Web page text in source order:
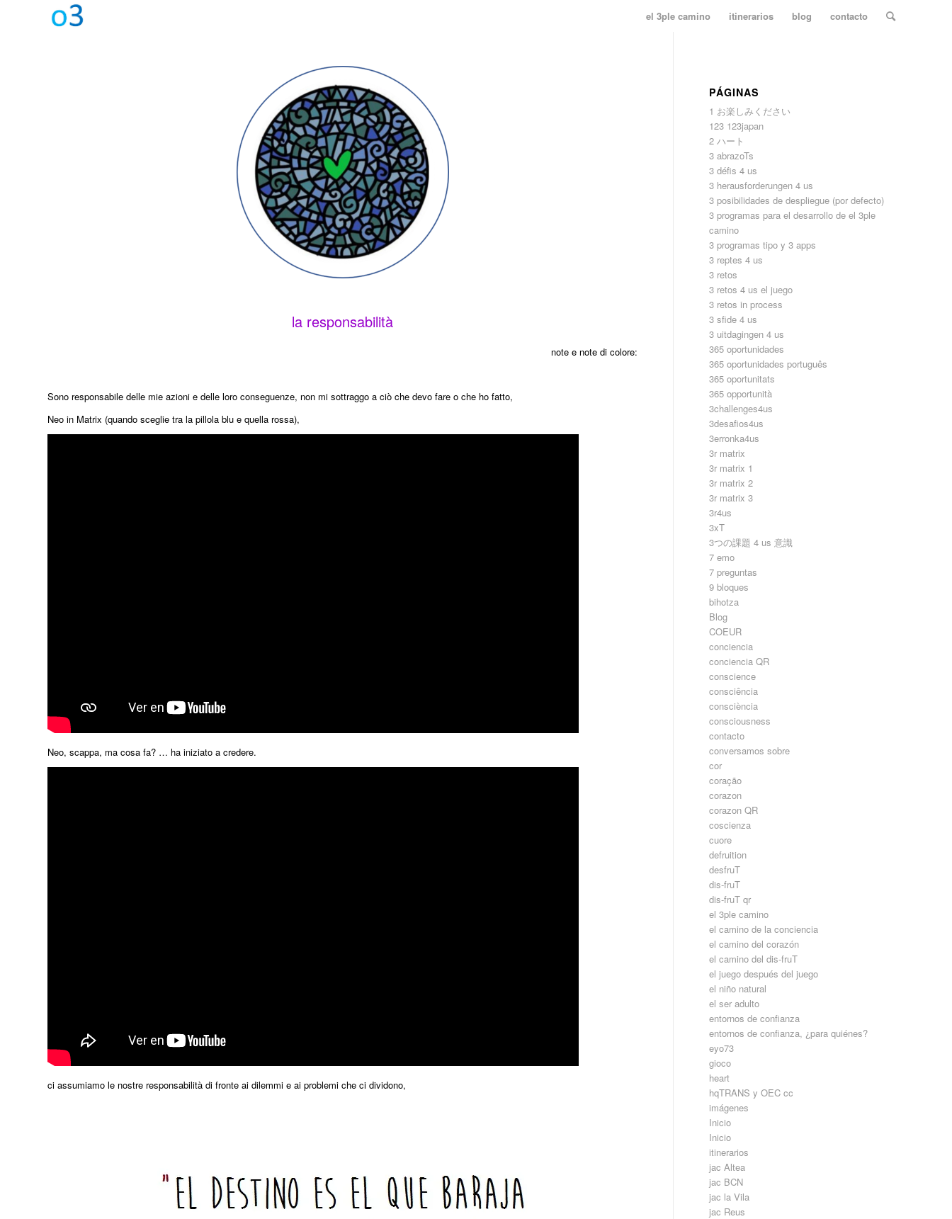
el 3ple camino itinerarios blog contacto
la responsabilità
note e note di colore:
Sono responsabile delle mie azioni e delle loro conseguenze, non mi sottraggo a ciò che devo fare o che ho fatto,
Neo in Matrix (quando sceglie tra la pillola blu e quella rossa),
Neo, scappa, ma cosa fa? … ha iniziato a credere.
ci assumiamo le nostre responsabilità di fronte ai dilemmi e ai problemi che ci dividono,
PÁGINAS
1 お楽しみください
123 123japan
2 ハート
3 abrazoTs
3 défis 4 us
3 herausforderungen 4 us
3 posibilidades de despliegue (por defecto)
3 programas para el desarrollo de el 3ple
camino
3 programas tipo y 3 apps
3 reptes 4 us
3 retos
3 retos 4 us el juego
3 retos in process
3 sfide 4 us
3 uitdagingen 4 us
365 oportunidades
365 oportunidades português
365 oportunitats
365 opportunità
3challenges4us
3desafios4us
3erronka4us
3r matrix
3r matrix 1
3r matrix 2
3r matrix 3
3r4us
3xT
3つの課題 4 us 意識
7 emo
7 preguntas
9 bloques
bihotza
Blog
COEUR
conciencia
conciencia QR
conscience
consciência
consciència
consciousness
contacto
conversamos sobre
cor
coração
corazon
corazon QR
coscienza
cuore
defruition
desfruT
dis-fruT
dis-fruT qr
el 3ple camino
el camino de la conciencia
el camino del corazón
el camino del dis-fruT
el juego después del juego
el niño natural
el ser adulto
entornos de confianza
entornos de confianza, ¿para quiénes?
eyo73
gioco
heart
hqTRANS y OEC cc
imágenes
Inicio
Inicio
itinerarios
jac Altea
jac BCN
jac la Vila
jac Reus